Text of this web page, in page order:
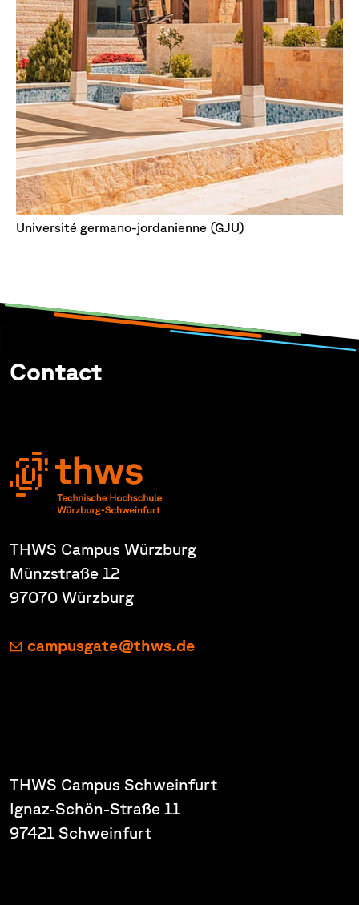
Université germano-jordanienne (GJU)
Contact
THWS Campus Würzburg
Münzstraße 12
97070 Würzburg
campusgate@thws.de
THWS Campus Schweinfurt
Ignaz-Schön-Straße 11
97421 Schweinfurt